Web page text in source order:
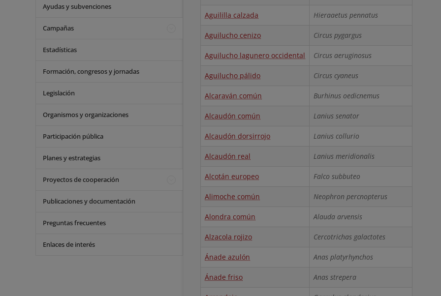
Ayudas y subvenciones
Campañas
Estadísticas
Formación, congresos y jornadas
Legislación
Organismos y organizaciones
Participación pública
Planes y estrategias
Proyectos de cooperación
Publicaciones y documentación
Preguntas frecuentes
Enlaces de interés
Aguililla calzada Hieraaetus pennatus
Aguilucho cenizo Circus pygargus
Aguilucho lagunero occidental Circus aeruginosus
Aguilucho pálido Circus cyaneus
Alcaraván común Burhinus oedicnemus
Alcaudón común Lanius senator
Alcaudón dorsirrojo Lanius collurio
Alcaudón real Lanius meridionalis
Alcotán europeo Falco subbuteo
Alimoche común Neophron percnopterus
Alondra común Alauda arvensis
Alzacola rojizo Cercotrichas galactotes
Ánade azulón Anas platyrhynchos
Ánade friso Anas strepera